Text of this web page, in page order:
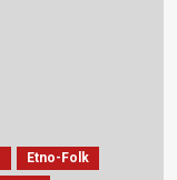
Etno-Folk